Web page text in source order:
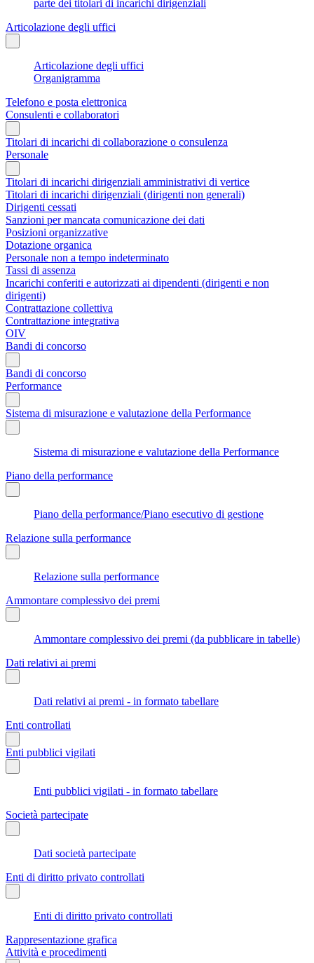
parte dei titolari di incarichi dirigenziali
Articolazione degli uffici
Articolazione degli uffici
Organigramma
Telefono e posta elettronica
Consulenti e collaboratori
Titolari di incarichi di collaborazione o consulenza
Personale
Titolari di incarichi dirigenziali amministrativi di vertice
Titolari di incarichi dirigenziali (dirigenti non generali)
Dirigenti cessati
Sanzioni per mancata comunicazione dei dati
Posizioni organizzative
Dotazione organica
Personale non a tempo indeterminato
Tassi di assenza
Incarichi conferiti e autorizzati ai dipendenti (dirigenti e non
dirigenti)
Contrattazione collettiva
Contrattazione integrativa
OIV
Bandi di concorso
Bandi di concorso
Performance
Sistema di misurazione e valutazione della Performance
Sistema di misurazione e valutazione della Performance
Piano della performance
Piano della performance/Piano esecutivo di gestione
Relazione sulla performance
Relazione sulla performance
Ammontare complessivo dei premi
Ammontare complessivo dei premi (da pubblicare in tabelle)
Dati relativi ai premi
Dati relativi ai premi - in formato tabellare
Enti controllati
Enti pubblici vigilati
Enti pubblici vigilati - in formato tabellare
Società partecipate
Dati società partecipate
Enti di diritto privato controllati
Enti di diritto privato controllati
Rappresentazione grafica
Attività e procedimenti